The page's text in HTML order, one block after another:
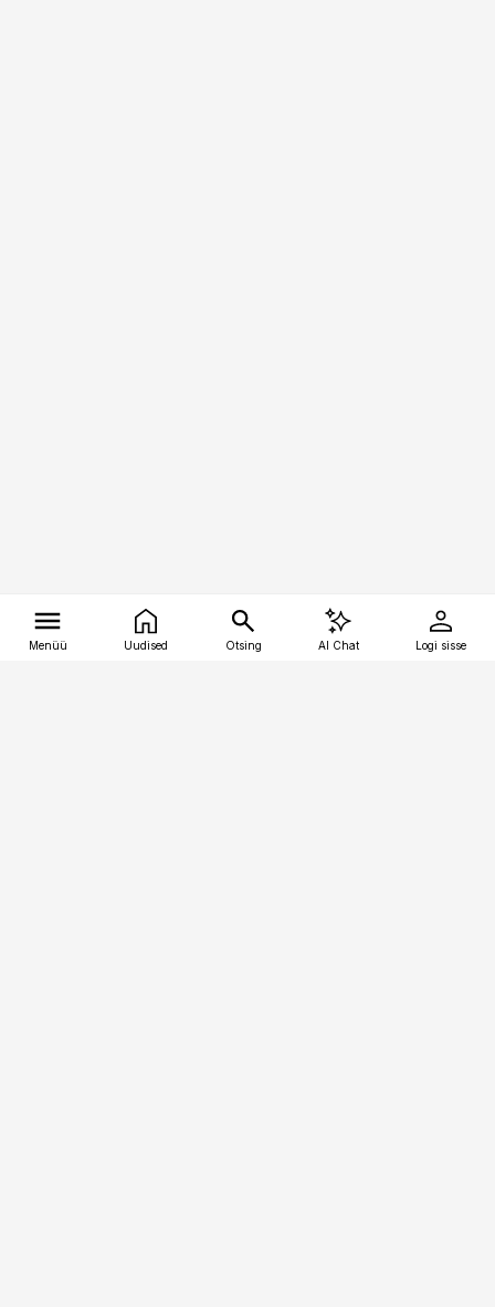
Menüü Uudised Otsing AI Chat Logi sisse